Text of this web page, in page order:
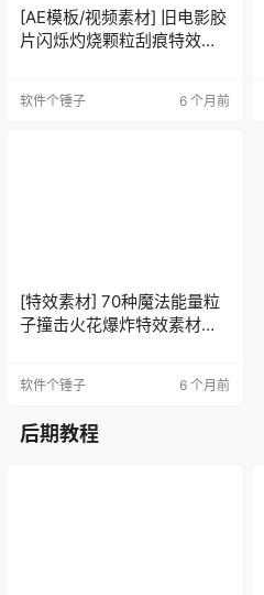
[AE模板/视频素材] 旧电影胶
片闪烁灼烧颗粒刮痕特效动
软件个锤子 6 个月前
[特效素材] 70种魔法能量粒
子撞击火花爆炸特效素材
软件个锤子 6 个月前
后期教程